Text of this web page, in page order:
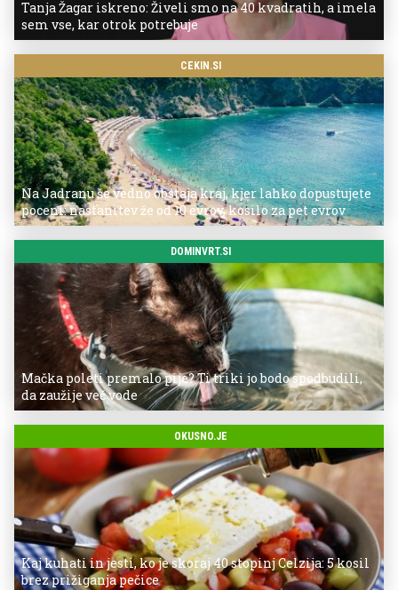
Tanja Žagar iskreno: Živeli smo na 40 kvadratih, a imela
sem vse, kar otrok potrebuje
CEKIN.SI
Na Jadranu še vedno obstaja kraj, kjer lahko dopustujete
poceni: nastanitev že od 10 evrov, kosilo za pet evrov
DOMINVRT.SI
Mačka poleti premalo pije? Ti triki jo bodo spodbudili,
da zaužije več vode
OKUSNO.JE
Kaj kuhati in jesti, ko je skoraj 40 stopinj Celzija: 5 kosil
brez prižiganja pečice